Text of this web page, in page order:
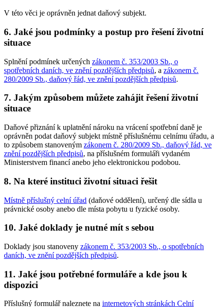
V této věci je oprávněn jednat daňový subjekt.
6. Jaké jsou podmínky a postup pro řešení životní
situace
Splnění podmínek určených zákonem č. 353/2003 Sb., o
spotřebních daních, ve znění pozdějších předpisů, a zákonem č.
280/2009 Sb., daňový řád, ve znění pozdějších předpisů.
7. Jakým způsobem můžete zahájit řešení životní
situace
Daňové přiznání k uplatnění nároku na vrácení spotřební daně je
oprávněn podat daňový subjekt místně příslušnému celnímu úřadu, a
to způsobem stanoveným zákonem č. 280/2009 Sb., daňový řád, ve
znění pozdějších předpisů, na příslušném formuláři vydaném
Ministerstvem financí anebo jeho elektronickou podobou.
8. Na které instituci životní situaci řešit
Místně příslušný celní úřad (daňové oddělení), určený dle sídla u
právnické osoby anebo dle místa pobytu u fyzické osoby.
10. Jaké doklady je nutné mít s sebou
Doklady jsou stanoveny zákonem č. 353/2003 Sb., o spotřebních
daních, ve znění pozdějších předpisů.
11. Jaké jsou potřebné formuláře a kde jsou k
dispozici
Příslušný formulář naleznete na internetových stránkách Celní